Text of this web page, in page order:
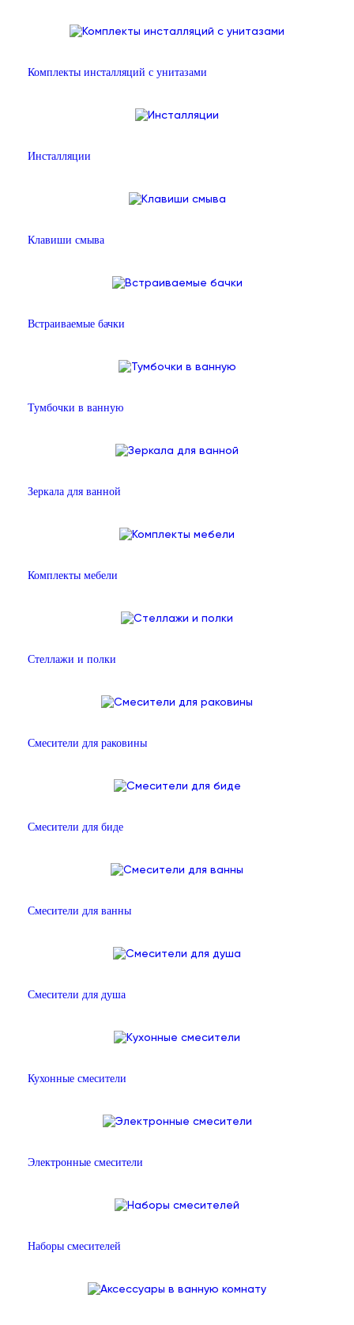
Комплекты инсталляций с унитазами
Инсталляции
Клавиши смыва
Встраиваемые бачки
Тумбочки в ванную
Зеркала для ванной
Комплекты мебели
Стеллажи и полки
Смесители для раковины
Смесители для биде
Смесители для ванны
Смесители для душа
Кухонные смесители
Электронные смесители
Наборы смесителей